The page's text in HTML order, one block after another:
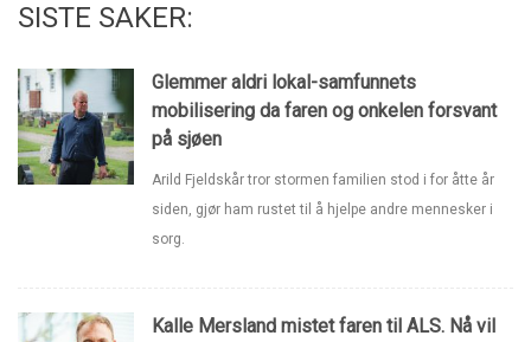
SISTE SAKER:
Glemmer aldri lokal-samfunnets
mobilisering da faren og onkelen forsvant
på sjøen
Arild Fjeldskår tror stormen familien stod i for åtte år
siden, gjør ham rustet til å hjelpe andre mennesker i
sorg.
Kalle Mersland mistet faren til ALS. Nå vil